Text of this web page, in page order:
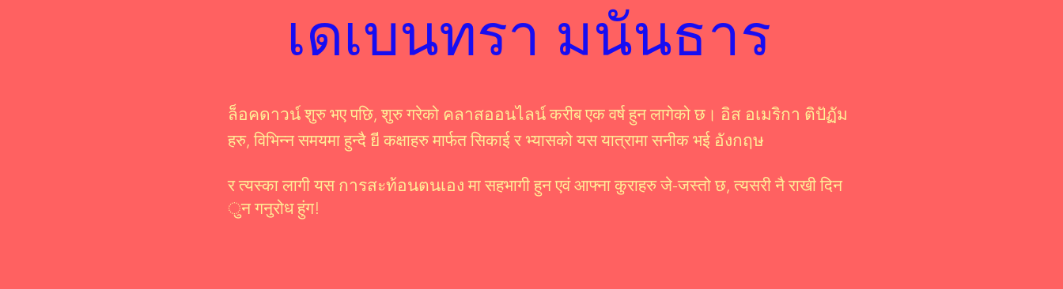
เดเบนทรา มนันธาร
ล็อคดาวน์ शुरु भए पछि, शुरु गरेको คลาสออนไลน์ करीब एक वर्ष हुन लागेको छ। อิส อเมริกา ติปัฏัม
हरु, विभिन्न समयमा हुन्दै ยี कक्षाहरु मार्फत सिकाई र भ्यासको यस यात्रामा सनीक भई อังกฤษ
र त्यस्का लागी यस การสะท้อนตนเอง मा सहभागी हुन एवं आफ्ना कुराहरु जे-जस्तो छ, त्यसरी नै राखी दिन
ुन गनुरोध हुंग!